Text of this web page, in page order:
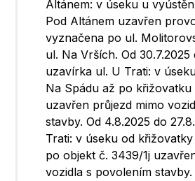
Altánem: v úseku u
Pod Altánem uzavřen
vyznačena po ul.
ul. Na Vrších. Od 30.7.2025
uzavírka ul. U Trati: v
Na Spádu až po
uzavřen průjezd mimo
stavby. Od 4.8.2025 do
Trati: v úseku od
po objekt č. 3439/1j
vozidla s povolením stavby.